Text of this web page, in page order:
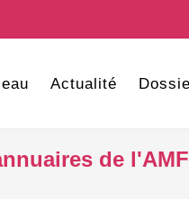
Actualité
de l'AMF